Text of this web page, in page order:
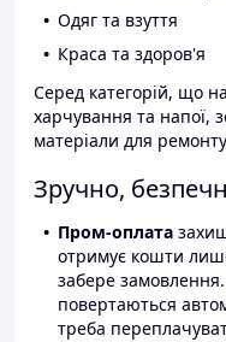
Одяг та взуття
Краса та здоров'я
Серед категорій, що
харчування та напої,
матеріали для
Зручно,
Пром-оплата
отримує кошти
забере
повертаються
треба